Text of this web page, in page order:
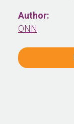
Author:
ONN